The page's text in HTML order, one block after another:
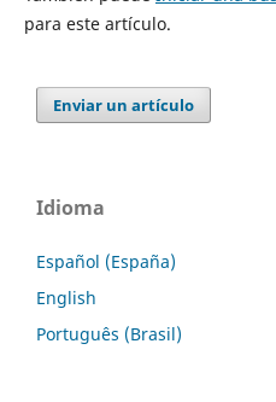
para este artículo.
Enviar un artículo
Idioma
Español (España)
English
Português (Brasil)